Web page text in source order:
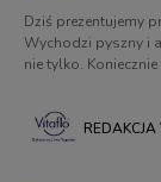
Dziś prezentujemy
Wychodzi pyszny i
nie tylko.
REDAKCJA